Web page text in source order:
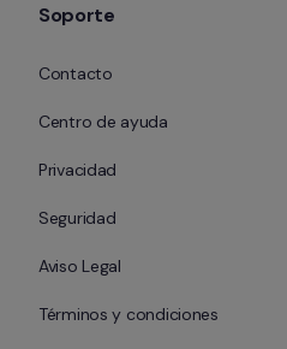
Soporte
Contacto
Centro de ayuda
Privacidad
Seguridad
Aviso Legal
Términos y condiciones